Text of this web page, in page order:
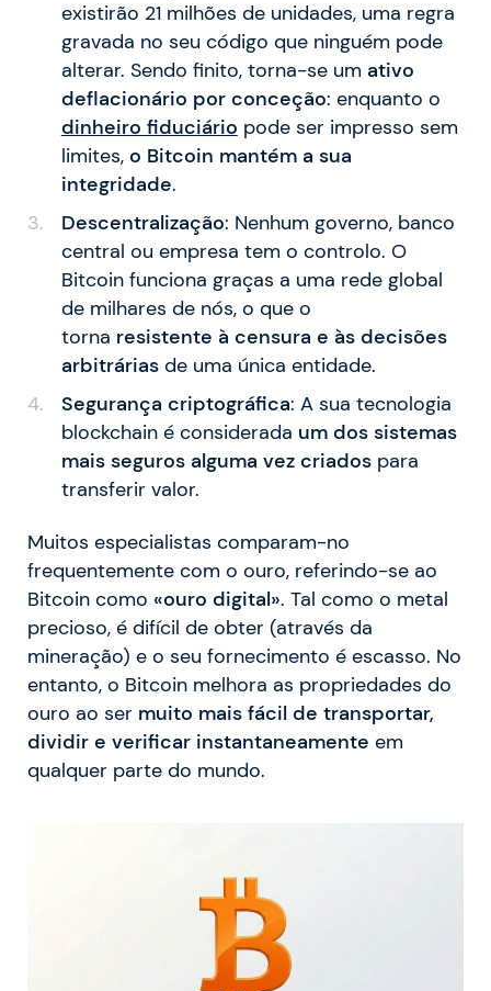
existirão 21 milhões de unidades, uma regra
gravada no seu código que ninguém pode
alterar. Sendo finito, torna-se um ativo
deflacionário por conceção: enquanto o
dinheiro fiduciário pode ser impresso sem
limites, o Bitcoin mantém a sua
integridade.
Descentralização: Nenhum governo, banco
central ou empresa tem o controlo. O
Bitcoin funciona graças a uma rede global
de milhares de nós, o que o
torna resistente à censura e às decisões
arbitrárias de uma única entidade.
Segurança criptográfica: A sua tecnologia
blockchain é considerada um dos sistemas
mais seguros alguma vez criados para
transferir valor.
Muitos especialistas comparam-no
frequentemente com o ouro, referindo-se ao
Bitcoin como «ouro digital». Tal como o metal
precioso, é difícil de obter (através da
mineração) e o seu fornecimento é escasso. No
entanto, o Bitcoin melhora as propriedades do
ouro ao ser muito mais fácil de transportar,
dividir e verificar instantaneamente em
qualquer parte do mundo.